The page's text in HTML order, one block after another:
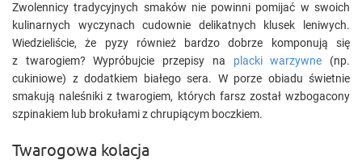
Zwolennicy tradycyjnych smaków nie powinni pomijać w swoich
kulinarnych wyczynach cudownie delikatnych klusek leniwych.
Wiedzieliście, że pyzy również bardzo dobrze komponują się
z twarogiem? Wypróbujcie przepisy na placki warzywne (np.
cukiniowe) z dodatkiem białego sera. W porze obiadu świetnie
smakują naleśniki z twarogiem, których farsz został wzbogacony
szpinakiem lub brokułami z chrupiącym boczkiem.
Twarogowa kolacja